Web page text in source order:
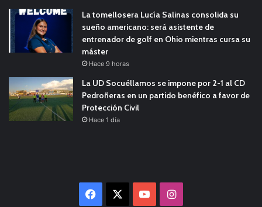
La tomellosera Lucía Salinas consolida su
sueño americano: será asistente de
entrenador de golf en Ohio mientras cursa su
máster
Hace 9 horas
La UD Socuéllamos se impone por 2-1 al CD
Pedroñeras en un partido benéfico a favor de
Protección Civil
Hace 1 día
Facebook YouTubeInstagram